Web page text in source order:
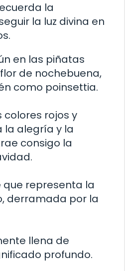
la
la luz divina en
en las piñatas
de nochebuena,
como poinsettia.
colores rojos y
la alegría y la
consigo la
que representa la
derramada por la
llena de
profundo.